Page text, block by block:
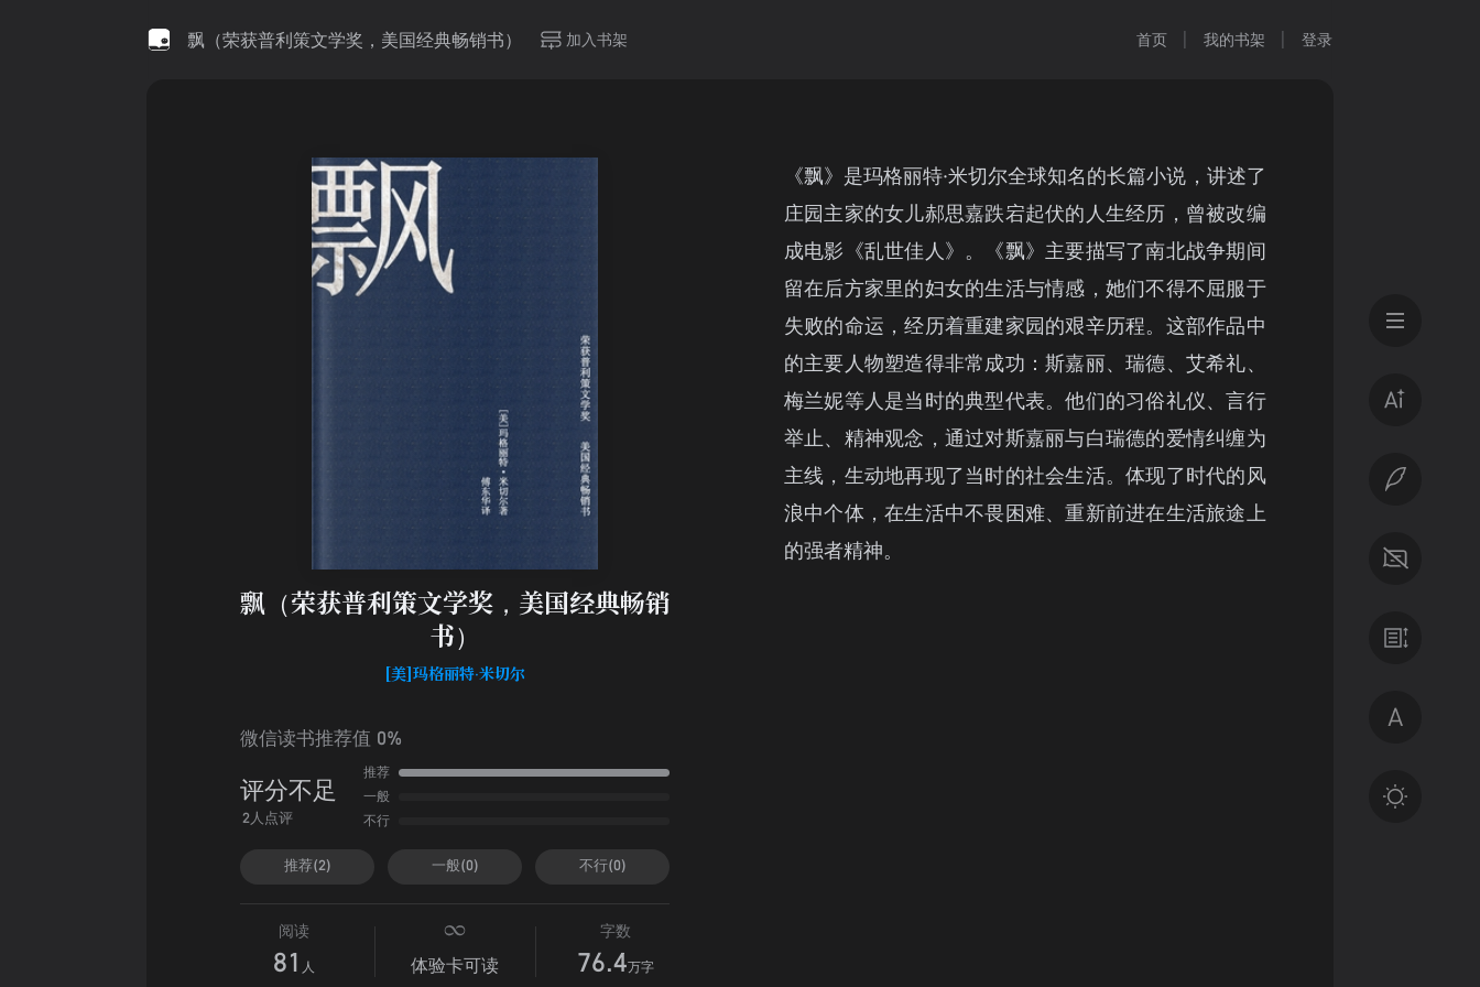
飘（荣获普利策文学奖，美国经典畅销书） 加入书架 首页 我的书架 登录
飘（荣获普利策文学奖，美国经典畅销
书）
[美]玛格丽特·米切尔
微信读书推荐值 0%
评分不足
2人点评
推荐
一般
不行
推荐(2) 一般(0) 不行(0)
阅读
81 人 体验卡可读
字数
76.4万字
《飘》是玛格丽特·米切尔全球知名的长篇小说，讲述了
庄园主家的女儿郝思嘉跌宕起伏的人生经历，曾被改编
成电影《乱世佳人》。《飘》主要描写了南北战争期间
留在后方家里的妇女的生活与情感，她们不得不屈服于
失败的命运，经历着重建家园的艰辛历程。这部作品中
的主要人物塑造得非常成功：斯嘉丽、瑞德、艾希礼、
梅兰妮等人是当时的典型代表。他们的习俗礼仪、言行
举止、精神观念，通过对斯嘉丽与白瑞德的爱情纠缠为
主线，生动地再现了当时的社会生活。体现了时代的风
浪中个体，在生活中不畏困难、重新前进在生活旅途上
的强者精神。